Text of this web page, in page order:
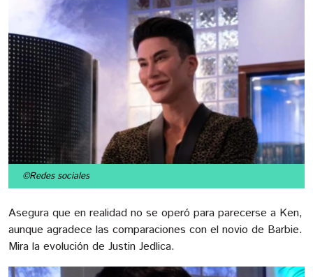
©Redes sociales
Asegura que en realidad no se operó para parecerse a Ken,
aunque agradece las comparaciones con el novio de Barbie.
Mira la evolución de Justin Jedlica.